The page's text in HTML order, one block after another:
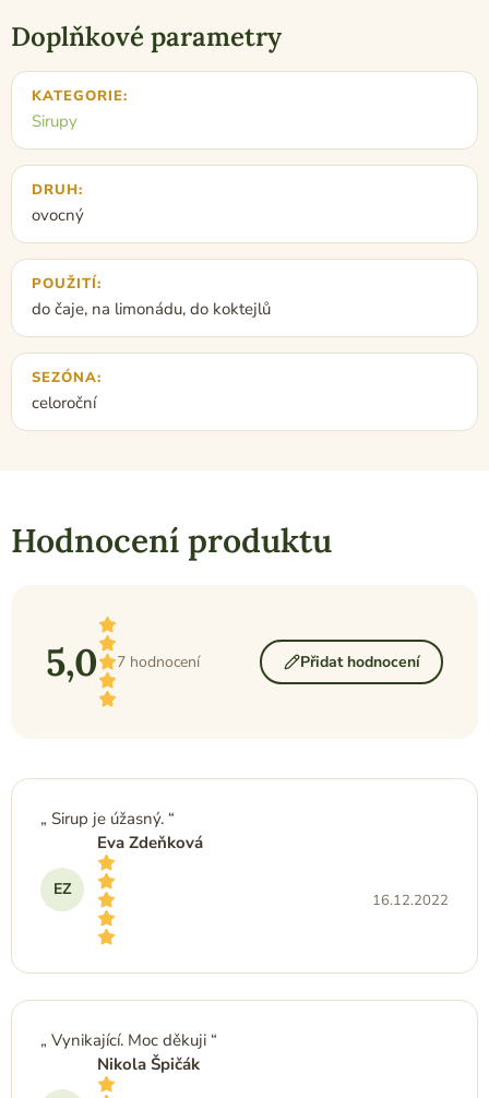
Doplňkové parametry
KATEGORIE:
Sirupy
DRUH:
ovocný
POUŽITÍ:
do čaje, na limonádu, do koktejlů
SEZÓNA:
celoroční
Hodnocení produktu
5,0
Průměrné
5,0
hvězdiček.
7 hodnocení Přidat hodnocení
V
n
o
e
EZ
Eva Zdeňková
16.12.2022
Sirup je úžasný.
Nikola Špičák
Vynikající. Moc děkuji